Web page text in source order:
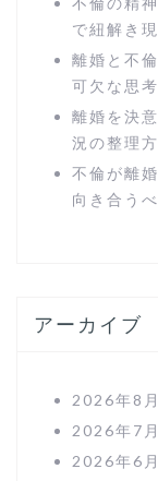
で紐解き
離婚と不
可欠な思
離婚を決
況の整理
不倫が離
向き合う
アーカイブ
2026年8月
2026年7月
2026年6月